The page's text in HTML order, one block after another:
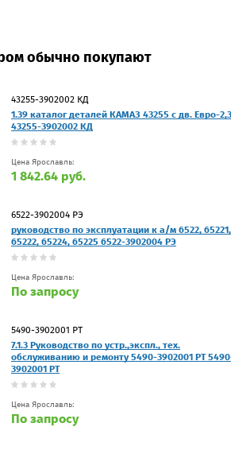
обычно покупают
43255-3902002 КД
1.39 каталог деталей КАМАЗ 43255 с дв. Евро-2,3
43255-3902002 КД
Цена Ярославль:
1 842.64 руб.
6522-3902004 РЭ
руководство по эксплуатации к а/м 6522, 65221,
65222, 65224, 65225 6522-3902004 РЭ
Цена Ярославль:
По запросу
5490-3902001 РТ
7.1.3 Руководство по устр.,экспл., тех.
обслуживанию и ремонту 5490-3902001 РТ
3902001 РТ
Цена Ярославль:
По запросу